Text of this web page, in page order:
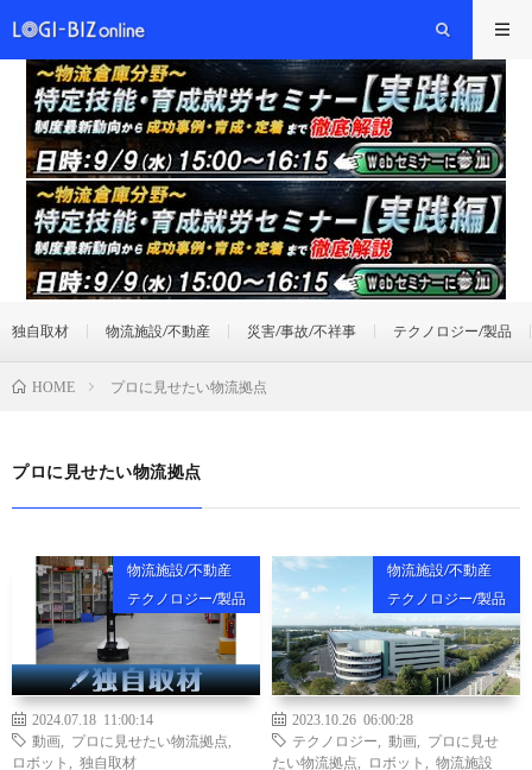
独自取材 物流施設/不動産 災害/事故/不祥事 テクノロジー/製品
HOME プロに見せたい物流拠点
プロに見せたい物流拠点
物流施設/不動産
テクノロジー/製品
2024.07.18 11:00:14
動画
プロに見せたい物流拠点
ロボット
独自取材
物流施設/不動産
テクノロジー/製品
2023.10.26 06:00:28
テクノロジー
動画
プロに見せ
たい物流拠点
ロボット 物流施設